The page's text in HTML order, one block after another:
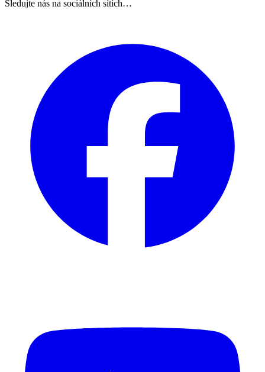
Sledujte nás na sociálních sítích…